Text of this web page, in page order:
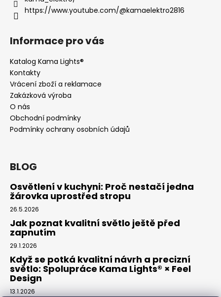
https://www.youtube.com/@kamaelektro2816
Informace pro vás
Katalog Kama Lights®
Kontakty
Vrácení zboží a reklamace
Zakázková výroba
O nás
Obchodní podmínky
Podmínky ochrany osobních údajů
BLOG
Osvětlení v kuchyni: Proč nestačí jedna
žárovka uprostřed stropu
26.5.2026
Jak poznat kvalitní světlo ještě před
zapnutím
29.1.2026
Když se potká kvalitní návrh a precizní
světlo: Spolupráce Kama Lights® × Feel
Design
13.1.2026